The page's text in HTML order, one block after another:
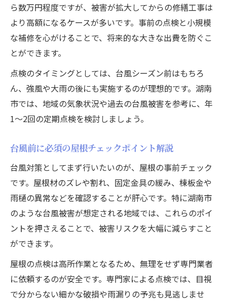
ら数万円程度ですが、被害が拡大してからの修繕工事は
より高額になるケースが多いです。事前の点検と小規模
な補修を心がけることで、将来的な大きな出費を防ぐこ
とができます。
点検のタイミングとしては、台風シーズン前はもちろ
ん、強風や大雨の後にも実施するのが理想的です。湖南
市では、地域の気象状況や過去の台風被害を参考に、年
1〜2回の定期点検を検討しましょう。
台風前に必須の屋根チェックポイント解説
台風対策としてまず行いたいのが、屋根の事前チェック
です。屋根材のズレや割れ、固定金具の緩み、棟板金や
雨樋の異常などを確認することが肝心です。特に湖南市
のような台風被害が想定される地域では、これらのポイ
ントを押さえることで、被害リスクを大幅に減らすこと
ができます。
屋根の点検は高所作業となるため、無理をせず専門業者
に依頼するのが安全です。専門家による点検では、目視
で分からない細かな破損や雨漏りの予兆も見逃しませ